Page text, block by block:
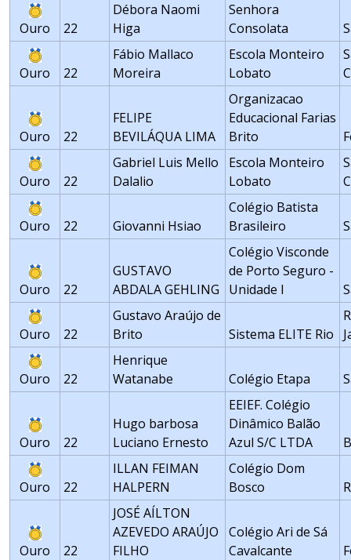
Ouro 22
Débora Naomi
Higa
Senhora
Consolata
Ouro 22
Fábio Mallaco
Moreira
Escola Monteiro
Lobato
Ouro 22
FELIPE
BEVILÁQUA LIMA
Organizacao
Educacional Farias
Brito
Ouro 22
Gabriel Luis Mello
Dalalio
Escola Monteiro
Lobato
Ouro 22 Giovanni Hsiao
Colégio Batista
Brasileiro
Ouro 22
GUSTAVO
ABDALA GEHLING
Colégio Visconde
de Porto Seguro -
Unidade I
Ouro 22
Gustavo Araújo de
Brito
Sistema ELITE Rio
Ouro 22
Henrique
Watanabe
Colégio Etapa
Ouro 22
Hugo barbosa
Luciano Ernesto
EEIEF. Colégio
Dinâmico Balão
Azul S/C LTDA
Ouro 22
ILLAN FEIMAN
HALPERN
Colégio Dom
Bosco
Ouro 22
JOSÉ AÍLTON
AZEVEDO ARAÚJO
FILHO
Colégio Ari de Sá
Cavalcante